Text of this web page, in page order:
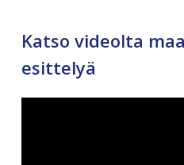
Katso videolta
esittelyä